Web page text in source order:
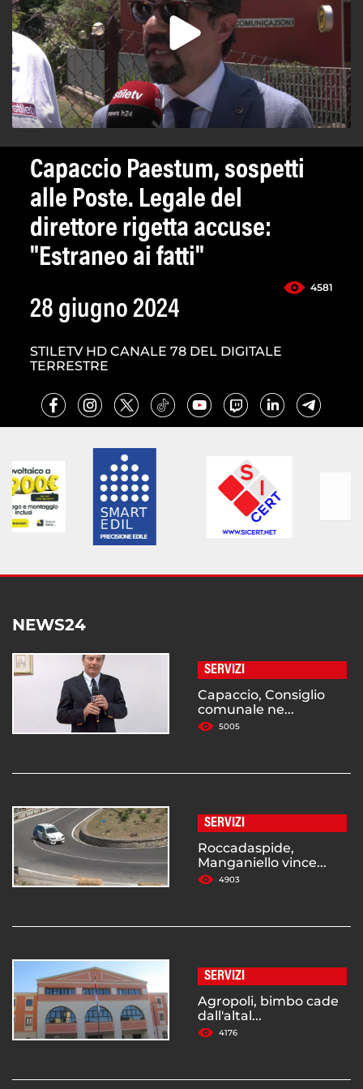
Capaccio Paestum, sospetti
alle Poste. Legale del
direttore rigetta accuse:
"Estraneo ai fatti"
4581
28 giugno 2024
STILETV HD CANALE 78 DEL DIGITALE
TERRESTRE
NEWS24
SERVIZI
Capaccio, Consiglio
comunale ne...
5005
SERVIZI
Roccadaspide,
Manganiello vince...
4903
SERVIZI
Agropoli, bimbo cade
dall'altal...
4176